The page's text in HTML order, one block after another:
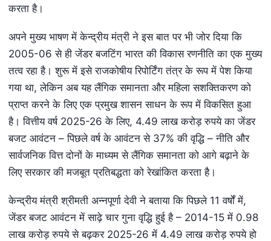
करता है।
अपने मुख्य भाषण में केन्द्रीय मंत्री ने इस बात पर भी जोर दिया कि
2005-06 से ही जेंडर बजटिंग भारत की विकास रणनीति का एक मुख्य
तत्व रहा है। शुरू में इसे राजकोषीय रिपोर्टिंग तंत्र के रूप में पेश किया
गया था, लेकिन अब यह लैंगिक समानता और महिला सशक्तिकरण को
प्राप्त करने के लिए एक प्रमुख शासन साधन के रूप में विकसित हुआ
है। वित्तीय वर्ष 2025-26 के लिए, 4.49 लाख करोड़ रुपये का जेंडर
बजट आवंटन – पिछले वर्ष के आवंटन से 37% की वृद्धि – नीति और
सार्वजनिक वित्त दोनों के माध्यम से लैंगिक समानता को आगे बढ़ाने के
लिए सरकार की मजबूत प्रतिबद्धता को रेखांकित करता है।
केन्द्रीय मंत्री श्रीमती अन्नपूर्णा देवी ने बताया कि पिछले 11 वर्षों में,
जेंडर बजट आवंटन में साढ़े चार गुना वृद्धि हुई है – 2014-15 में 0.98
लाख करोड़ रुपये से बढ़कर 2025-26 में 4.49 लाख करोड़ रुपये हो